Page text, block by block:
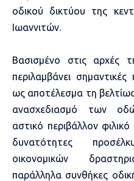
οδικού δικτύου της
Ιωαννιτών.
Βασισμένο στις αρχές
περιλαμβάνει
ως αποτέλεσμα τη
ανασχεδιασμό των
αστικό περιβάλλον
δυνατότητες
οικονομικών
παράλληλα συνθήκες